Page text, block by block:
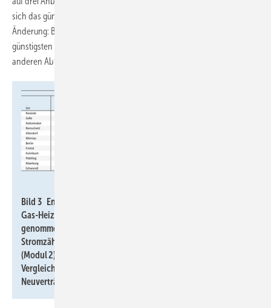
sich das günstigste Angebot weniger stark einfließt. Grund für die
Änderung: Bei einem Stromverbrauch von 9700 kWh/a liegen die
günstigsten Angebote viel weiter auseinander als bei den drei
anderen Abfragen.
Bild 3 Energiekosten K
Gas-Heizung und eine ab dem 1. Januar 2024 in Betrieb
genommene Heizungs-Wärmepumpe ohne eigenen
Stromzähler (Modul 1) bzw. mit separatem Stromzähler
(Modul 2). Preisbasis sind am 15. September 2024 auf dem
Vergleichsportal Verivox recherchierte Tarifangebote für
Neuverträge.